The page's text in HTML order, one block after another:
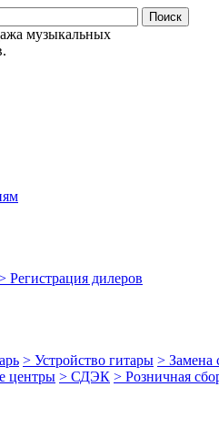
музыкальных
Регистрация дилеров
> Устройство гитары > Замена
центры > СДЭК > Розничная